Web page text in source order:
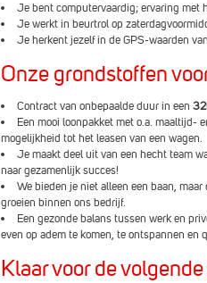
Je bent computervaardig; ervaring met
Je werkt in beurtrol op
Je herkent jezelf in de GPS-waarden
Onze grondstoffen
Contract van onbepaalde duur in een
Een mooi loonpakket met o.a. maaltijd-
mogelijkheid tot het leasen van een wagen.
Je maakt deel uit van een hecht team
naar gezamenlijk succes!
We bieden je niet alleen een baan,
groeien binnen ons bedrijf.
Een gezonde balans tussen werk en
even op adem te komen, te ontspannen
Klaar voor de